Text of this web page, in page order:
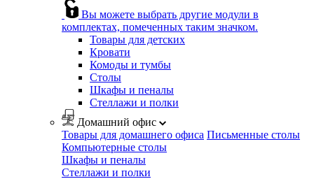
Вы можете выбрать другие модули в
комплектах, помеченных таким значком.
Товары для детских
Кровати
Комоды и тумбы
Столы
Шкафы и пеналы
Стеллажи и полки
Домашний офис
Товары для домашнего офиса Письменные столы
Компьютерные столы
Шкафы и пеналы
Стеллажи и полки